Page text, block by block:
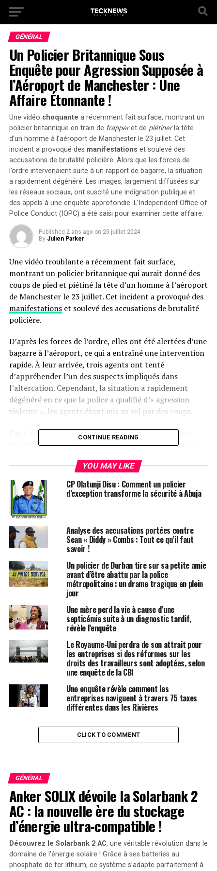
GÉNÉRAL
Un Policier Britannique Sous
Enquête pour Agression Supposée à
l’Aéroport de Manchester : Une
Affaire Étonnante !
Une vidéo choquante a récemment fait surface, montrant un
policier britannique en train de frapperet de piétinerla tête
d’un homme à l’aéroport de Manchester le 23 juillet. Cet
incident a provoqué des manifestations et soulevé des
accusations de brutalité policière. Alors que les forces de
l’ordre intervenaient suite à un rapport de bagarre, la situation
a rapidement dégénéré. Les images, largement diffusées sur
les réseaux sociaux, ont suscité une indignation publique et
des appels à une enquête approfondie. L’Independent Office of
Police Conduct (IOPC) a été saisi pour examiner cette affaire.
Published 2 ans ago on 25 juillet 2024
By Julien Parker
Une vidéo troublante a récemment fait surface,
montrant un policier britannique qui aurait donné des
coups de pied et piétiné la tête d’un homme à l’aéroport
de Manchester le 23 juillet. Cet incident a provoqué des
manifestationset soulevé des accusations de brutalité
policière.
D’après les forces de l’ordre, elles ont été alertées d’une
bagarre à l’aéroport, ce qui a entraîné une intervention
rapide. À leur arrivée, trois agents ont tenté
d’appréhender l’un des suspects impliqués dans
l’altercation. Cependant, la situation a rapidement
dégénéré en ce que la police a qualifié d’« agression
violente », les agents étant mis au sol par des coups.
Dans les images, largement diffusées sur les réseaux
sociaux, on peut voir un policier donner des coups de
nature choquante de cet incident a suscité une
attention et une condamnation publiques
considérables.
En réaction à cet événement, l’un des agents impliqués
a été suspendu de ses fonctions en attendant une
enquête approfondie. L’affaire a été transmise à l’Office
indépendant de conduite de la police (IOPC) pour
examen et éventuelles mesures disciplinaires.
Cette vidéo a déclenché des manifestations et des
accusations de brutalité policière, avec des appels à une
enquête approfondie sur les actions de l’agent.
L’incident soulève des inquiétudes quant à l’utilisation
appropriée de la force par les agents des forces de
l’ordre et la nécessité de rendre des comptes dans de
telles situations.
L’IOPC procédera maintenant à un examen indépendant
pour établir les faits entourant l’incident et évaluer si
des fautes ou des infractions criminelles ont été
commises. Les résultats de leur enquête seront
soit faite.
UP NEXT
Une startup d’IA révolutionnaire, Runway, aurait utilisé
des milliers de vidéos YouTube sans autorisation !
DON'T MISS
CTEK : Astuces Infaillibles pour Éviter une Batterie à
Plat Sous la Chaleur Estivale !
CONTINUE READING
YOU MAY LIKE
CP Olatunji Disu : Comment un policier
d’exception transforme la sécurité à Abuja
Analyse des accusations portées contre
Sean « Diddy » Combs : Tout ce qu’il faut
savoir !
Un policier de Durban tire sur sa petite amie
avant d’être abattu par la police
métropolitaine : un drame tragique en plein
jour
Une mère perd la vie à cause d’une
septicémie suite à un diagnostic tardif,
révèle l’enquête
Le Royaume-Uni perdra de son attrait pour
les entreprises si des réformes sur les
droits des travailleurs sont adoptées, selon
une enquête de la CBI
Une enquête révèle comment les
entreprises naviguent à travers 75 taxes
différentes dans les Rivières
CLICK TO COMMENT
GÉNÉRAL
Anker SOLIX dévoile la Solarbank 2
AC : la nouvelle ère du stockage
d’énergie ultra-compatible !
Découvrez le Solarbank 2 AC, une véritable révolution dans le
domaine de l’énergie solaire ! Grâce à ses batteries au
phosphate de fer lithium, ce système s’adapte parfaitement à